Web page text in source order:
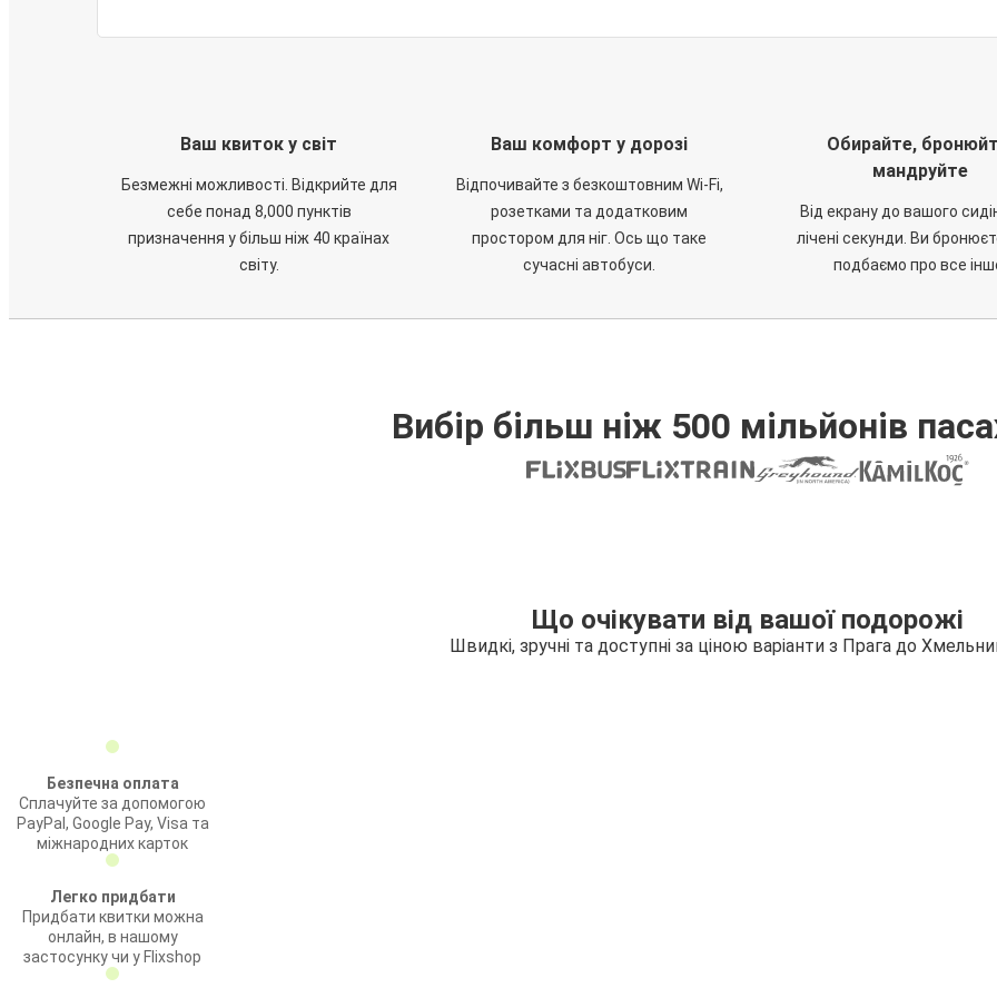
Ваш квиток у світ
Безмежні можливості. Відкрийте для
себе понад 8,000 пунктів
призначення у більш ніж 40 країнах
світу.
Ваш комфорт у дорозі
Відпочивайте з безкоштовним Wi-Fi,
розетками та додатковим
простором для ніг. Ось що таке
сучасні автобуси.
Обирайте,
мандруйте
Від екрану до вашого
лічені секунди. Ви
подбаємо про все
Вибір більш ніж 500 мільйонів
Що очікувати від вашої подорожі
Швидкі, зручні та доступні за ціною варіанти з Прага до
Безпечна оплата
Сплачуйте за допомогою
PayPal, Google Pay, Visa та
міжнародних карток
Легко придбати
Придбати квитки можна
онлайн, в нашому
застосунку чи у Flixshop